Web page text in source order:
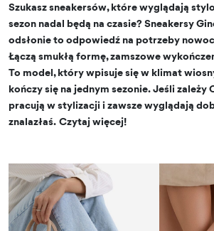
Szukasz sneakersów, które wyglądają
sezon nadal będą na czasie? Sneakersy
odsłonie to odpowiedź na potrzeby
Łączą smukłą formę, zamszowe
To model, który wpisuje się w klimat
kończy się na jednym sezonie. Jeśli zależy
pracują w stylizacji i zawsze wyglądają
znalazłaś. Czytaj więcej!